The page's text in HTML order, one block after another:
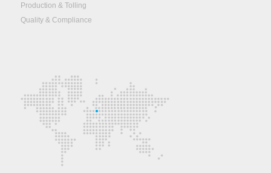
Production & Tolling
Quality & Compliance